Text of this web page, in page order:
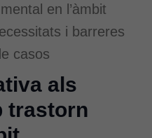
en l’àmbit
i barreres
casos
als
trastorn